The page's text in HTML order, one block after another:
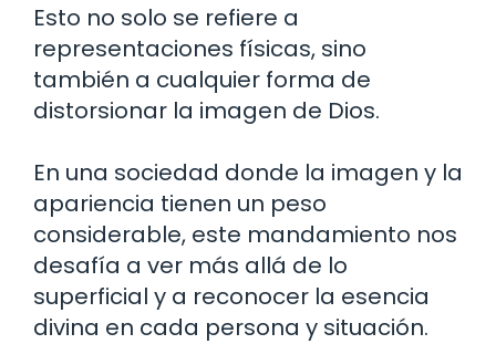
Esto no solo se refiere a
representaciones físicas, sino
también a cualquier forma de
distorsionar la imagen de Dios.
En una sociedad donde la imagen y la
apariencia tienen un peso
considerable, este mandamiento nos
desafía a ver más allá de lo
superficial y a reconocer la esencia
divina en cada persona y situación.